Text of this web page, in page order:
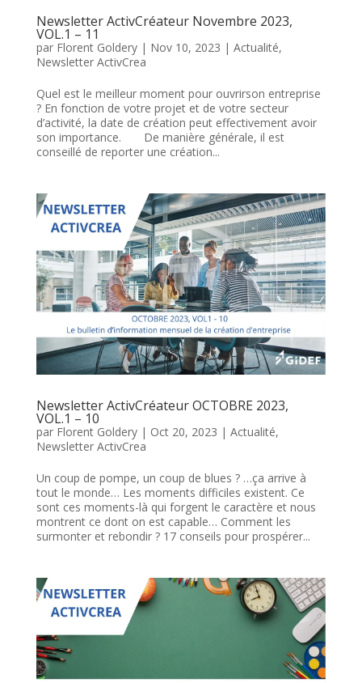
Newsletter ActivCréateur Novembre 2023,
VOL.1 – 11
par Florent Goldery| Nov 10, 2023 | Actualité,
Newsletter ActivCrea
Quel est le meilleur moment pour ouvrirson entreprise
? En fonction de votre projet et de votre secteur
d’activité, la date de création peut effectivement avoir
son importance. De manière générale, il est
conseillé de reporter une création...
Newsletter ActivCréateur OCTOBRE 2023,
VOL.1 – 10
par Florent Goldery| Oct 20, 2023 | Actualité,
Newsletter ActivCrea
Un coup de pompe, un coup de blues ? …ça arrive à
tout le monde… Les moments difficiles existent. Ce
sont ces moments-là qui forgent le caractère et nous
montrent ce dont on est capable… Comment les
surmonter et rebondir ? 17 conseils pour prospérer...